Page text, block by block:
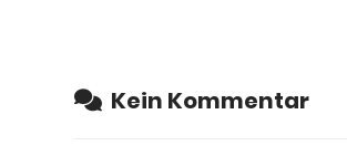
Kein Kommentar